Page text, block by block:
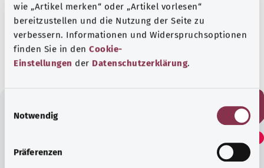
wie „Artikel merken“ oder „Artikel vorlesen“
bereitzustellen und die Nutzung der Seite zu
verbessern. Informationen und Widerspruchsoptionen
finden Sie in den Cookie-
Einstellungen der Datenschutzerklärung.
Notwendig
Präferenzen
بالتعاون مع معهد الجودة والكفاءة في الرعاية الصحية
الحالة: 08.03.2024
هل وجدت هذا المقال مفيدًا؟